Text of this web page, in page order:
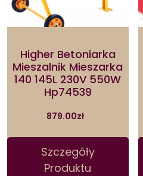
Higher Betoniarka
Mieszalnik Mieszarka
140 145L 230V 550W
Hp74539
879.00zł
Szczegóły
Produktu